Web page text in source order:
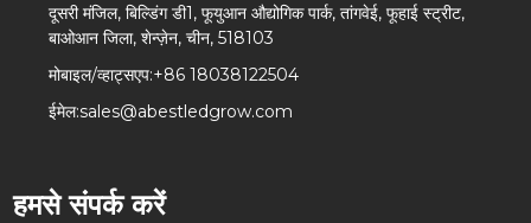
दूसरी मंजिल, बिल्डिंग डी1, फूयुआन औद्योगिक पार्क, तांगवेई, फूहाई स्ट्रीट,
बाओआन जिला, शेन्ज़ेन, चीन, 518103
मोबाइल/व्हाट्सएप:+86 18038122504
ईमेल:sales@abestledgrow.com
हमसे संपर्क करें